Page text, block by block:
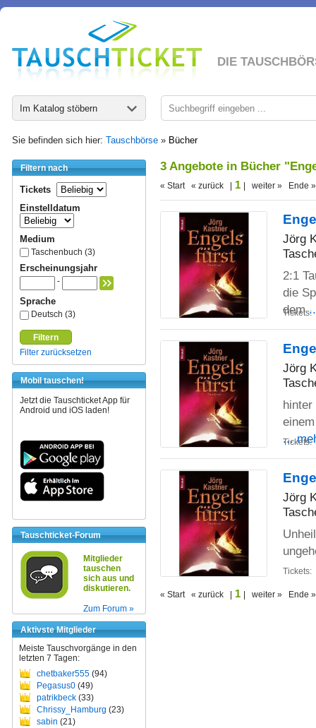
DIE
Im Katalog stöbern
Sie befinden sich hier: Tauschbörse » Bücher
Filtern nach
Tickets
Einstelldatum
Medium
Taschenbuch (3)
Erscheinungsjahr
-
Sprache
Deutsch (3)
Filtern
Filter zurücksetzen
Mobil tauschen!
Jetzt die Tauschticket App für
Android und iOS laden!
Tauschticket-Forum
Mitglieder
tauschen
sich aus und
diskutieren.
Zum Forum »
Aktivste Mitglieder
Meiste Tauschvorgänge in den
letzten 7 Tagen:
chetbaker555 (94)
Pegasus0 (49)
patrikbeck (33)
Chrissy_Hamburg (23)
sabin (21)
3 Angebote in Bücher
« Start « zurück | 1 | weiter » Ende »
Jörg
2:1
die
dem
Tickets:
Jörg
...
Tickets:
Jörg
Tickets:
« Start « zurück | 1 | weiter » Ende »